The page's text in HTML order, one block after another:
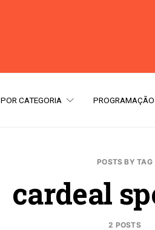
POR CATEGORIA PROGRAMAÇÃO
POSTS BY TAG
cardeal
2 POSTS